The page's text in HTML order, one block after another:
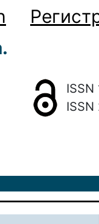
ISSN